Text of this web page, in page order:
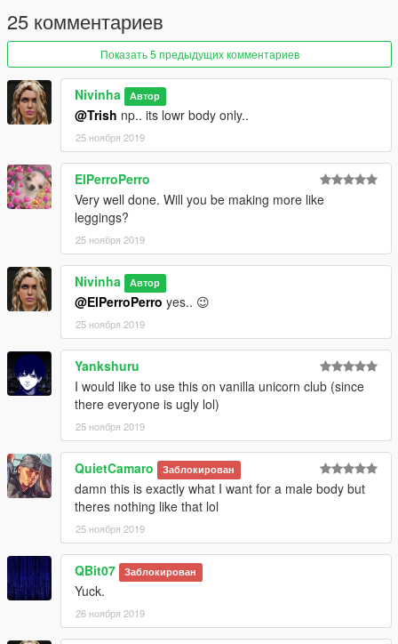
25 комментариев
Показать 5 предыдущих комментариев
Nivinha Автор
@Trish np.. its lowr body only..
25 ноября 2019
ElPerroPerro
Very well done. Will you be making more like
leggings?
25 ноября 2019
Nivinha Автор
@ElPerroPerro yes.. 😉
25 ноября 2019
Yankshuru
I would like to use this on vanilla unicorn club (since
there everyone is ugly lol)
25 ноября 2019
QuietCamaro Заблокирован
damn this is exactly what I want for a male body but
theres nothing like that lol
25 ноября 2019
QBit07 Заблокирован
Yuck.
26 ноября 2019